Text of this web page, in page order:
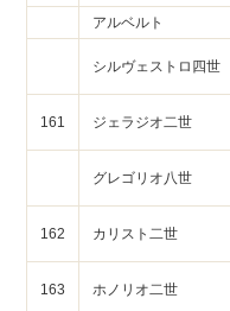
アルベルト
シルヴェストロ四世
161 ジェラジオ二世
グレゴリオ八世
162 カリスト二世
163 ホノリオ二世